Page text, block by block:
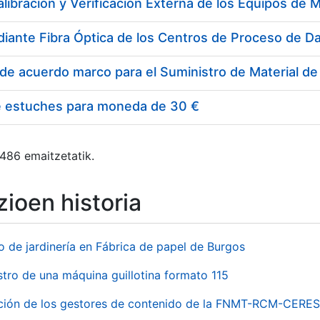
estuches para moneda de 30 €
emaitzetatik.
historia
de jardinería en Fábrica de papel de Burgos
de una máquina guillotina formato 115
de los gestores de contenido de la FNMT-RCM-CERES